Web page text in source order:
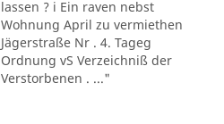
lassen ? i Ein raven nebst
Wohnung April zu vermiethen
Jägerstraße Nr . 4. Tageg
Ordnung vS Verzeichniß der
Verstorbenen . ..."